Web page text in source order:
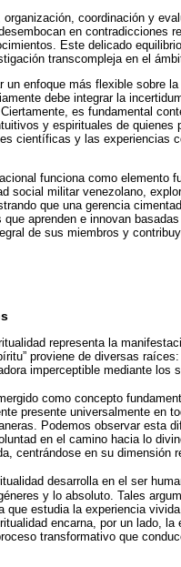
coordinación y
en contradicciones
Este delicado
transcompleja en el
enfoque más flexible sobre
debe integrar la
es fundamental
y espirituales de quienes
científicas y las experiencias
funciona como elemento
social militar venezolano,
que una gerencia
aprenden e innovan
de sus miembros y
representa la
proviene de diversas raíces:
imperceptible mediante los
como concepto
presente universalmente en
Podemos observar esta
en el camino hacia lo
centrándose en su dimensión
desarrolla en el ser
y lo absoluto. Tales
estudia la experiencia
encarna, por un lado, la
transformativo que